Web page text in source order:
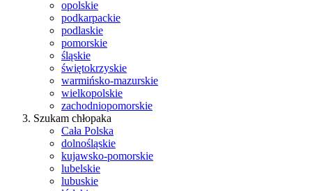
opolskie
podkarpackie
podlaskie
pomorskie
śląskie
świętokrzyskie
warmińsko-mazurskie
wielkopolskie
zachodniopomorskie
Szukam chłopaka
Cała Polska
dolnośląskie
kujawsko-pomorskie
lubelskie
lubuskie